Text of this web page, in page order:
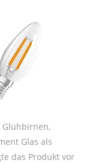
Glühbirnen,
Glas als
das Produkt vor